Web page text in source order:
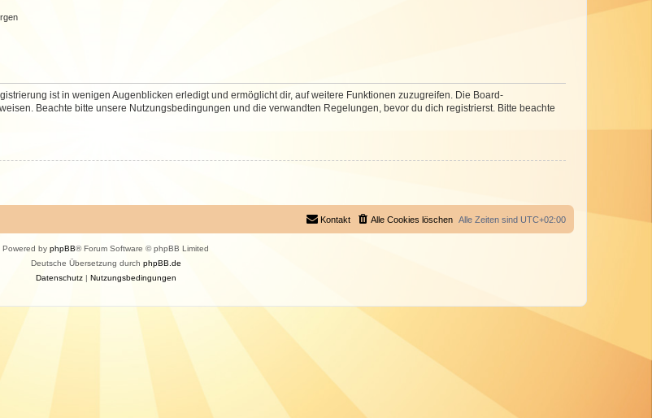
ist in wenigen Augenblicken erledigt und ermöglicht dir, auf weitere Funktionen zuzugreifen. Die Board-
Beachte bitte unsere Nutzungsbedingungen und die verwandten Regelungen, bevor du dich registrierst. Bitte beachte
Alle Zeiten sind UTC+02:00
Alle Cookies löschen
Kontakt
Powered by phpBB® Forum Software © phpBB Limited
Deutsche Übersetzung durch phpBB.de
Datenschutz| Nutzungsbedingungen